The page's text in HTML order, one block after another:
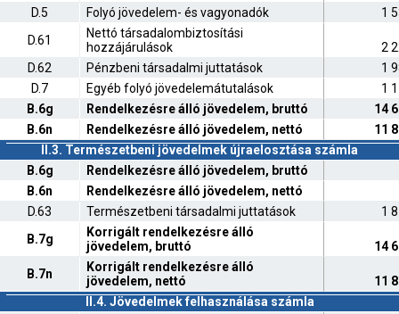
D.5
Folyó jövedelem- és vagyonadók
1
D.61
Nettó társadalombiztosítási
hozzájárulások
2
D.62
Pénzbeni társadalmi juttatások
1
D.7
Egyéb folyó jövedelemátutalások
1
B.6g
Rendelkezésre álló jövedelem, bruttó
14
B.6n
Rendelkezésre álló jövedelem, nettó
11
II.3. Természetbeni jövedelmek újraelosztása számla
B.6g
Rendelkezésre álló jövedelem, bruttó
B.6n
Rendelkezésre álló jövedelem, nettó
D.63
Természetbeni társadalmi juttatások
1
B.7g
Korrigált rendelkezésre álló
jövedelem, bruttó
14
B.7n
Korrigált rendelkezésre álló
jövedelem, nettó
11
II.4. Jövedelmek felhasználása számla